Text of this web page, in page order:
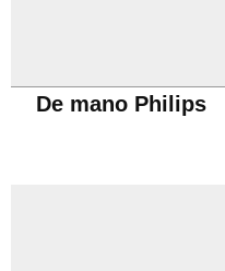
De mano Philips